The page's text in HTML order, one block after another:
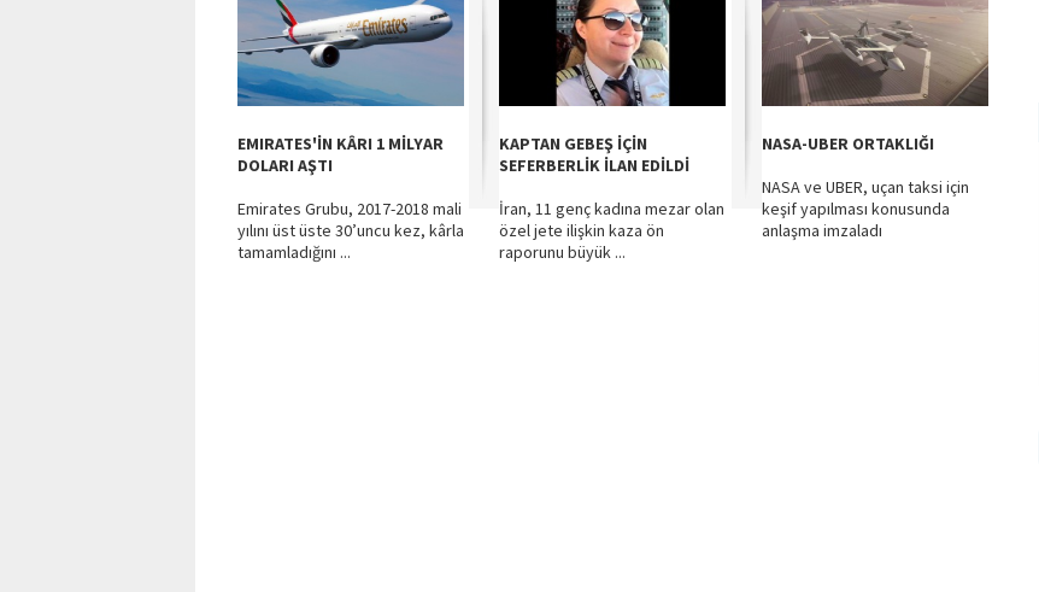
EMIRATES'İN KÂRI 1 MİLYAR
DOLARI AŞTI
Emirates Grubu, 2017-2018 mali
yılını üst üste 30’uncu kez, kârla
tamamladığını ...
KAPTAN GEBEŞ İÇİN
SEFERBERLİK İLAN EDİLDİ
İran, 11 genç kadına mezar olan
özel jete ilişkin kaza ön
raporunu büyük ...
NASA-UBER ORTAKLIĞI
NASA ve UBER, uçan taksi için
keşif yapılması konusunda
anlaşma imzaladı